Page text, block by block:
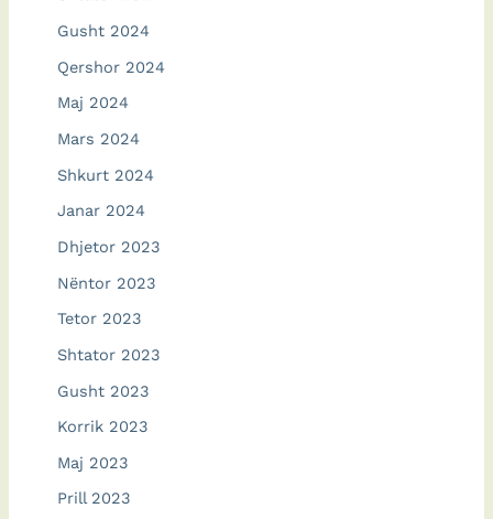
Gusht 2024
Qershor 2024
Maj 2024
Mars 2024
Shkurt 2024
Janar 2024
Dhjetor 2023
Nëntor 2023
Tetor 2023
Shtator 2023
Gusht 2023
Korrik 2023
Maj 2023
Prill 2023